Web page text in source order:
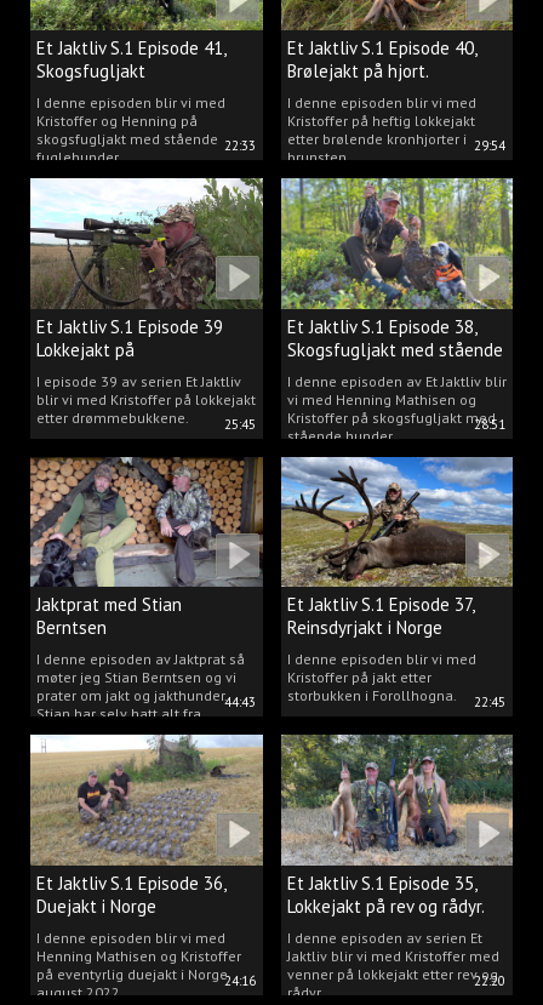
22:33
Et Jaktliv S.1 Episode 41,
Skogsfugljakt
I denne episoden blir vi med
Kristoffer og Henning på
skogsfugljakt med stående
fuglehunder.
29:54
Et Jaktliv S.1 Episode 40,
Brølejakt på hjort.
I denne episoden blir vi med
Kristoffer på heftig lokkejakt
etter brølende kronhjorter i
brunsten.
25:45
Et Jaktliv S.1 Episode 39
Lokkejakt på
drømmebukkene
I episode 39 av serien Et Jaktliv
blir vi med Kristoffer på lokkejakt
etter drømmebukkene.
28:51
Et Jaktliv S.1 Episode 38,
Skogsfugljakt med stående
hunder.
I denne episoden av Et Jaktliv blir
vi med Henning Mathisen og
Kristoffer på skogsfugljakt med
stående hunder.
44:43
Jaktprat med Stian
Berntsen
I denne episoden av Jaktprat så
møter jeg Stian Berntsen og vi
prater om jakt og jakthunder.
Stian har selv hatt alt fra
støvere, til elghunder,
rådyrhunder, spetser, apportører
og stående fuglehunder.
22:45
Et Jaktliv S.1 Episode 37,
Reinsdyrjakt i Norge
I denne episoden blir vi med
Kristoffer på jakt etter
storbukken i Forollhogna.
24:16
Et Jaktliv S.1 Episode 36,
Duejakt i Norge
I denne episoden blir vi med
Henning Mathisen og Kristoffer
på eventyrlig duejakt i Norge
august 2022.
22:20
Et Jaktliv S.1 Episode 35,
Lokkejakt på rev og rådyr.
I denne episoden av serien Et
Jaktliv blir vi med Kristoffer med
venner på lokkejakt etter rev og
rådyr.